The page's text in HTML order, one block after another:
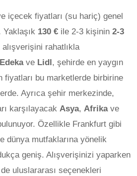
içecek fiyatları (su hariç) genel
130 € ile 2-3 kişinin 2-3
rahatlıkla
Edekave Lidl, şehirde en yaygın
fiyatları bu marketlerde birbirine
Ayrıca şehir merkezinde,
karşılayacak Asya, Afrikave
Özellikle Frankfurt gibi
dünya mutfaklarına yönelik
geniş. Alışverişinizi yaparken
uluslararası seçenekleri